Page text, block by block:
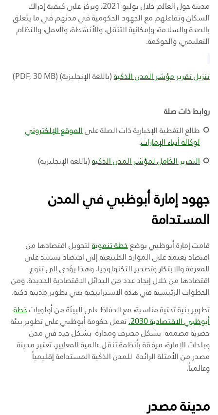
مدينة حول العالم خلال يوليو 2021، ويركز على كيفية إدراك
السكان وتفاعلهم مع الجهود الحكومية في مدنهم في ما يتعلق
بالصحة والسلامة، وإمكانية التنقل، والأنشطة، والعمل، والنظام
التعليمي، والحوكمة.
تنزيل تقرير مؤشر المدن الذكية (باللغة الإنجليزية) (
PDF, 30 MB
)
روابط ذات صلة
طالع التغطية الإخبارية ذات الصلة على الموقع الإلكتروني
لوكالة أنباء الإمارات.
التقرير الكامل لمؤشر المدن الذكية (باللغة الإنجليزية)
جهود إمارة أبوظبي في المدن
المستدامة
قامت إمارة أبوظبي بوضع خطة تنموية لتحويل اقتصادها من
اقتصاد يعتمد على الموارد الطبيعية إلى اقتصاد يستند على
المعرفة والابتكار وتصدير التكنولوجيا. وهذا يؤدي إلى تنوع
اقتصادها من خلال إيجاد عدد من البدائل الاقتصادية الجديدة. ومن
الخطوات الرئيسية في هذه الاستراتيجية هي تطوير مدينة ذكية.
تطوير بنية تحتية مناسبة، مع الحفاظ على البيئة من أولويات خطة
أبوظبي الاقتصادية 2030.
تعمل حكومة أبوظبي على تطوير بيئة
حضرية مصممة بشكل محترف ومدارة بشكل جيد في مدن
وبلدات الإمارة، مرفقة بأنظمة تنقل عالمية المعايير. تعتبر مدينة
مصدر من الأمثلة الرائدة للمدن الذكية المستدامة إقليمياً
وعالمياً.
مدينة مصدر